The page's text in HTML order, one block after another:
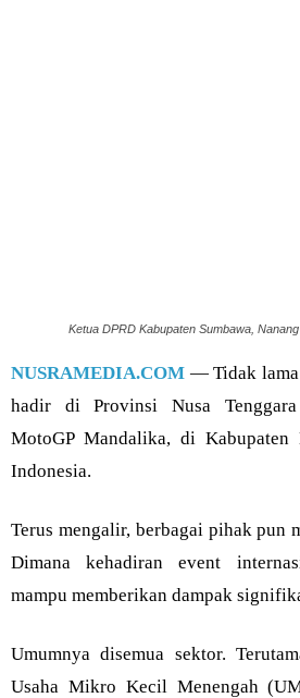
Ketua DPRD Kabupaten Sumbawa,
NUSRAMEDIA.COM — Tidak lama
hadir di Provinsi Nusa
MotoGP Mandalika, di Kabupaten
Indonesia.
Terus mengalir, berbagai pihak pun
Dimana kehadiran event
mampu memberikan dampak
Umumnya disemua sektor.
Usaha Mikro Kecil Menengah